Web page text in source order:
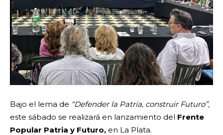
Bajo el lema de “Defender la Patria, construir Futuro”,
este sábado se realizará en lanzamiento del Frente
Popular Patria y Futuro, en La Plata.